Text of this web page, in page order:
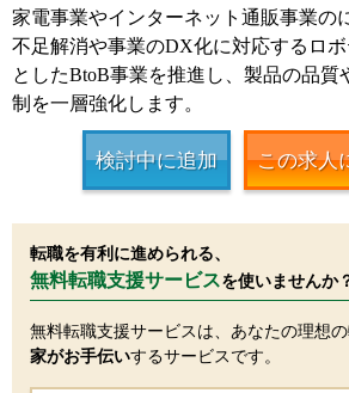
家電事業やインターネット通販事業の
不足解消や事業のDX化に対応するロ
としたBtoB事業を推進し、製品の品質
制を一層強化します。
検討中に追加 この求人
転職を有利に進められる、
無料転職支援サービスを使いませんか
無料転職支援サービスは、あなたの理想の
家がお手伝いするサービスです。